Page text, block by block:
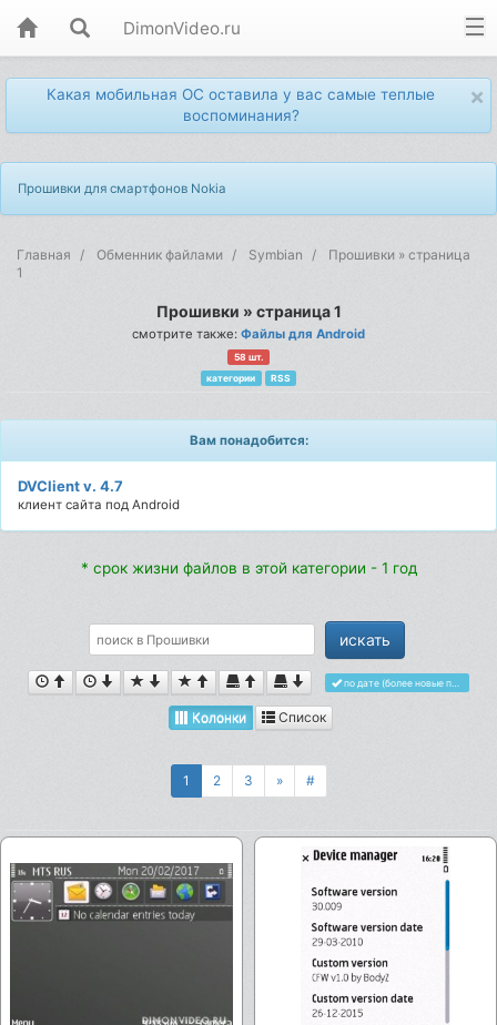
DimonVideo.ru
×
Какая мобильная ОС оставила у вас самые теплые
воспоминания?
Прошивки для смартфонов Nokia
Главная Обменник файлами Symbian
Прошивки » страница
1
Прошивки » страница 1
смотрите также: Файлы для Android
58 шт.
категории
RSS
Вам понадобится:
DVClient v. 4.7
клиент сайта под Android
* срок жизни файлов в этой категории - 1 год
по дате (более новые первыми)
Колонки Список
1 2 3 » #